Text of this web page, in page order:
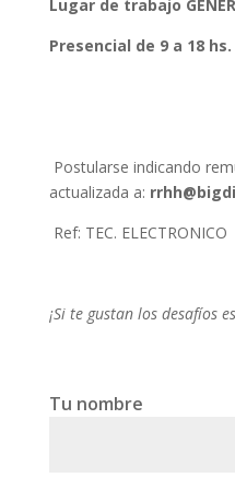
Lugar de trabajo
Presencial de 9 a 18
Postularse indicando
actualizada a:
Ref: TEC. ELECTRONICO
¡Si te gustan los desafíos
Tu nombre